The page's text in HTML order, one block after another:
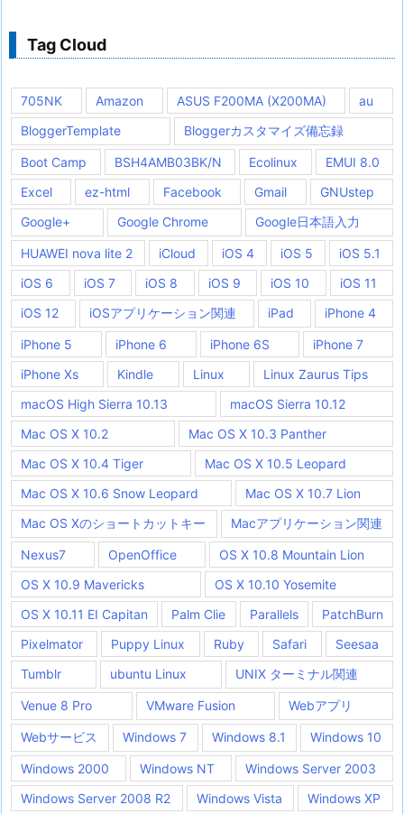
Tag Cloud
705NK Amazon ASUS F200MA (X200MA)
au
BloggerTemplate
Bloggerカスタマイズ備忘録
Boot Camp BSH4AMB03BK/N Ecolinux
EMUI 8.0
Excel
ez-html Facebook Gmail
GNUstep
Google+
Google Chrome Google日本語入力
HUAWEI nova lite 2 iCloud iOS 4 iOS 5
iOS 5.1
iOS 6
iOS 7 iOS 8 iOS 9 iOS 10
iOS 11
iOS 12
iOSアプリケーション関連 iPad iPhone 4
iPhone 5 iPhone 6 iPhone 6S
iPhone 7
iPhone Xs
Kindle Linux
Linux Zaurus Tips
macOS High Sierra 10.13
macOS Sierra 10.12
Mac OS X 10.2
Mac OS X 10.3 Panther
Mac OS X 10.4 Tiger
Mac OS X 10.5 Leopard
Mac OS X 10.6 Snow Leopard
Mac OS X 10.7 Lion
Mac OS Xのショートカットキー
Macアプリケーション関連
Nexus7 OpenOffice
OS X 10.8 Mountain Lion
OS X 10.9 Mavericks
OS X 10.10 Yosemite
OS X 10.11 EI Capitan
Palm Clie Parallels
PatchBurn
Pixelmator
Puppy Linux Ruby Safari
Seesaa
Tumblr
ubuntu Linux UNIX ターミナル関連
Venue 8 Pro VMware Fusion Webアプリ
Webサービス Windows 7 Windows 8.1 Windows 10
Windows 2000 Windows NT
Windows Server 2003
Windows Server 2008 R2
Windows Vista
Windows XP